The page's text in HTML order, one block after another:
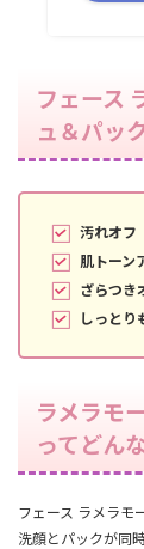
フェース
ュ＆パッ
汚れオフ
肌トーン
ざらつき
しっとり
ラメラモ
ってどん
フェース ラメラモ
洗顔とパックが同